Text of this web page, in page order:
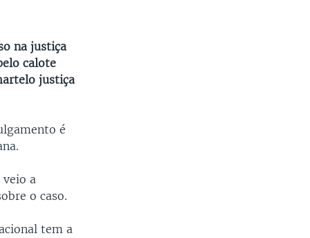
na justiça
calote
justiça
é
a
o caso.
tem a